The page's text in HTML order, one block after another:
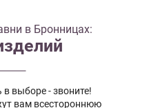
в Бронницах:
в выборе - звоните!
вам всестороннюю